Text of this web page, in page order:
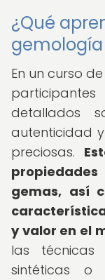
¿Qué
gemología
En un curso
detallados
autenticidad
preciosas.
gemas, así
y valor en el
las técnicas
sintéticas